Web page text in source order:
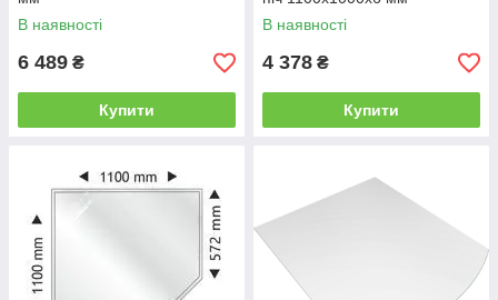
В наявності
6 489 ₴
Купити
В наявності
4 378 ₴
Купити